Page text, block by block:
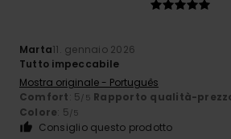
Marta11. gennaio 2026
Tutto impeccabile
Mostra originale - Português
Comfort: 5/5 Rapporto qualità-
Colore: 5/5
Consiglio questo prodotto